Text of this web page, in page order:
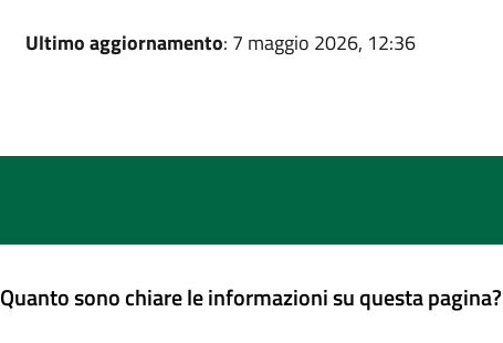
Ultimo aggiornamento: 7 maggio 2026, 12:36
Quanto sono chiare le informazioni su questa pagina?